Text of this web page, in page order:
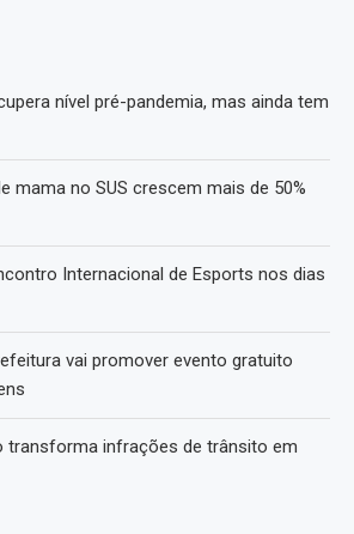
nível pré-pandemia, mas ainda tem
mama no SUS crescem mais de 50%
Internacional de Esports nos dias
vai promover evento gratuito
transforma infrações de trânsito em